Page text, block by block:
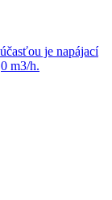
je napájací
m3/h.